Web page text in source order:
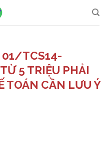
01/TCS14-
5 TRIỆU PHẢI
TOÁN CẦN LƯU Ý